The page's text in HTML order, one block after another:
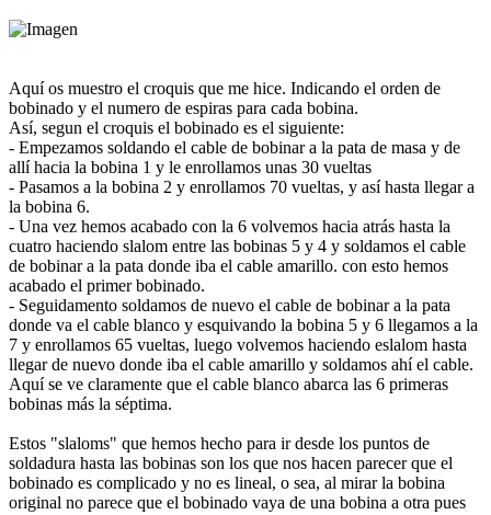
Aquí os muestro el croquis que me hice. Indicando el orden de
bobinado y el numero de espiras para cada bobina.
Así, segun el croquis el bobinado es el siguiente:
- Empezamos soldando el cable de bobinar a la pata de masa y de
allí hacia la bobina 1 y le enrollamos unas 30 vueltas
- Pasamos a la bobina 2 y enrollamos 70 vueltas, y así hasta llegar a
la bobina 6.
- Una vez hemos acabado con la 6 volvemos hacia atrás hasta la
cuatro haciendo slalom entre las bobinas 5 y 4 y soldamos el cable
de bobinar a la pata donde iba el cable amarillo. con esto hemos
acabado el primer bobinado.
- Seguidamento soldamos de nuevo el cable de bobinar a la pata
donde va el cable blanco y esquivando la bobina 5 y 6 llegamos a la
7 y enrollamos 65 vueltas, luego volvemos haciendo eslalom hasta
llegar de nuevo donde iba el cable amarillo y soldamos ahí el cable.
Aquí se ve claramente que el cable blanco abarca las 6 primeras
bobinas más la séptima.
Estos "slaloms" que hemos hecho para ir desde los puntos de
soldadura hasta las bobinas son los que nos hacen parecer que el
bobinado es complicado y no es lineal, o sea, al mirar la bobina
original no parece que el bobinado vaya de una bobina a otra pues